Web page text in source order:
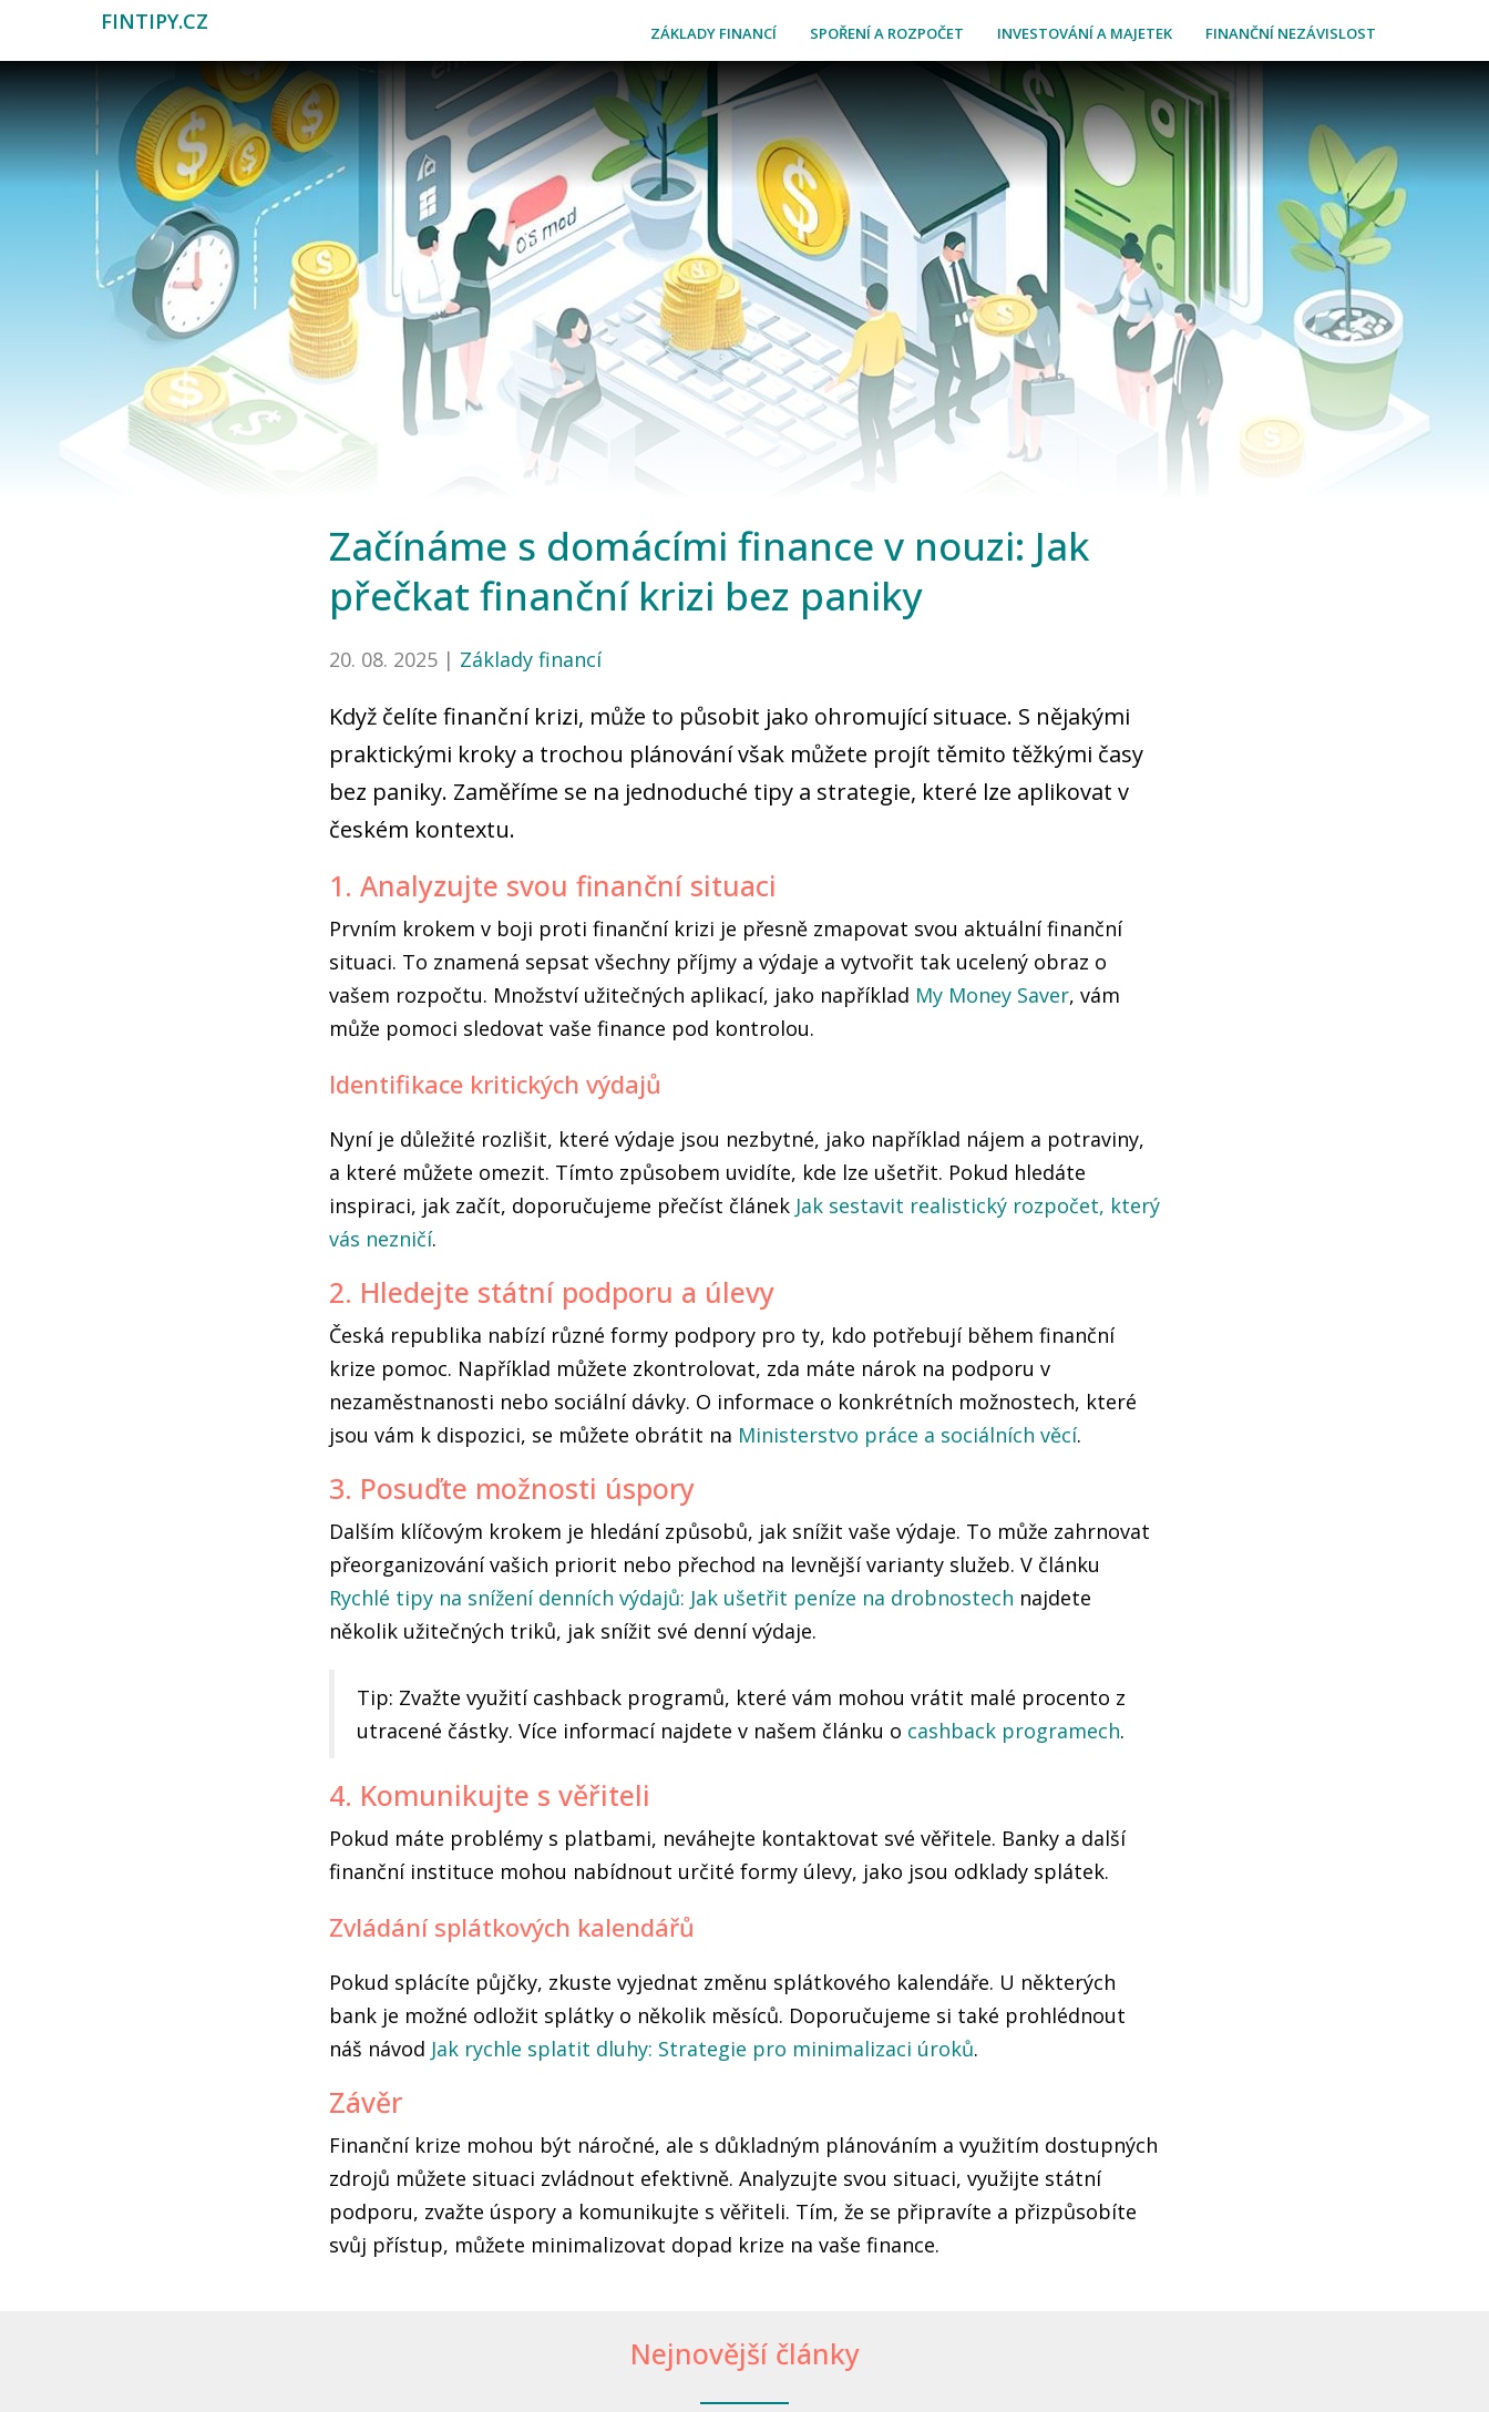
FINTIPY.CZ ZÁKLADY FINANCÍ SPOŘENÍ A ROZPOČET INVESTOVÁNÍ A MAJETEK FINANČNÍ NEZÁVISLOST
Začínáme s domácími finance v nouzi: Jak
přečkat finanční krizi bez paniky
20. 08. 2025 | Základy financí
Když čelíte finanční krizi, může to působit jako ohromující situace. S nějakými
praktickými kroky a trochou plánování však můžete projít těmito těžkými časy
bez paniky. Zaměříme se na jednoduché tipy a strategie, které lze aplikovat v
českém kontextu.
1. Analyzujte svou finanční situaci
Prvním krokem v boji proti finanční krizi je přesně zmapovat svou aktuální finanční
situaci. To znamená sepsat všechny příjmy a výdaje a vytvořit tak ucelený obraz o
vašem rozpočtu. Množství užitečných aplikací, jako například My Money Saver, vám
může pomoci sledovat vaše finance pod kontrolou.
Identifikace kritických výdajů
Nyní je důležité rozlišit, které výdaje jsou nezbytné, jako například nájem a potraviny,
a které můžete omezit. Tímto způsobem uvidíte, kde lze ušetřit. Pokud hledáte
inspiraci, jak začít, doporučujeme přečíst článek Jak sestavit realistický rozpočet, který
vás nezničí.
2. Hledejte státní podporu a úlevy
Česká republika nabízí různé formy podpory pro ty, kdo potřebují během finanční
krize pomoc. Například můžete zkontrolovat, zda máte nárok na podporu v
nezaměstnanosti nebo sociální dávky. O informace o konkrétních možnostech, které
jsou vám k dispozici, se můžete obrátit na Ministerstvo práce a sociálních věcí.
3. Posuďte možnosti úspory
Dalším klíčovým krokem je hledání způsobů, jak snížit vaše výdaje. To může zahrnovat
přeorganizování vašich priorit nebo přechod na levnější varianty služeb. V článku
Rychlé tipy na snížení denních výdajů: Jak ušetřit peníze na drobnostech najdete
několik užitečných triků, jak snížit své denní výdaje.
Tip: Zvažte využití cashback programů, které vám mohou vrátit malé procento z
utracené částky. Více informací najdete v našem článku o cashback programech.
4. Komunikujte s věřiteli
Pokud máte problémy s platbami, neváhejte kontaktovat své věřitele. Banky a další
finanční instituce mohou nabídnout určité formy úlevy, jako jsou odklady splátek.
Zvládání splátkových kalendářů
Pokud splácíte půjčky, zkuste vyjednat změnu splátkového kalendáře. U některých
bank je možné odložit splátky o několik měsíců. Doporučujeme si také prohlédnout
náš návod Jak rychle splatit dluhy: Strategie pro minimalizaci úroků.
Závěr
Finanční krize mohou být náročné, ale s důkladným plánováním a využitím dostupných
zdrojů můžete situaci zvládnout efektivně. Analyzujte svou situaci, využijte státní
podporu, zvažte úspory a komunikujte s věřiteli. Tím, že se připravíte a přizpůsobíte
svůj přístup, můžete minimalizovat dopad krize na vaše finance.
Nejnovější články